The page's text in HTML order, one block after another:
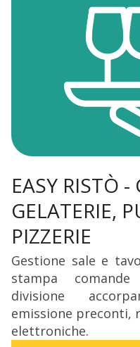
EASY RISTÒ
GELATERIE,
PIZZERIE
Gestione sale e
stampa
divisione
emissione preconti,
elettroniche.